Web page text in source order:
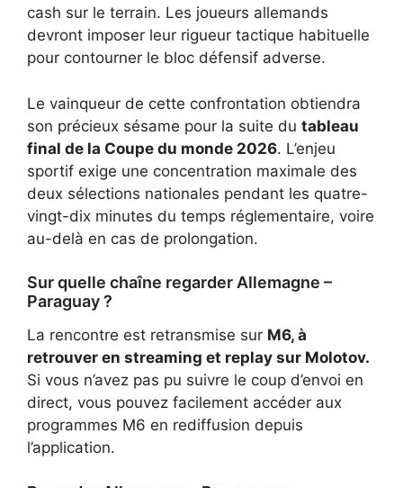
cash sur le terrain. Les joueurs allemands
devront imposer leur rigueur tactique habituelle
pour contourner le bloc défensif adverse.
Le vainqueur de cette confrontation obtiendra
son précieux sésame pour la suite du tableau
final de la Coupe du monde 2026. L’enjeu
sportif exige une concentration maximale des
deux sélections nationales pendant les quatre-
vingt-dix minutes du temps réglementaire, voire
au-delà en cas de prolongation.
Sur quelle chaîne regarder Allemagne –
Paraguay ?
La rencontre est retransmise sur M6, à
retrouver en streaming et replay sur Molotov.
Si vous n’avez pas pu suivre le coup d’envoi en
direct, vous pouvez facilement accéder aux
programmes M6 en rediffusion depuis
l’application.